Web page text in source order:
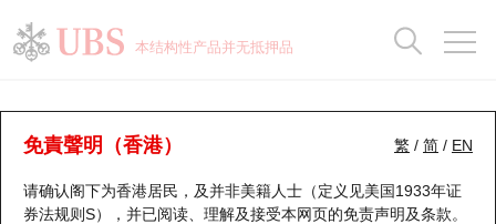
本结构性产品并无抵押品
繁 / 简 / EN
免責聲明（香港）
请确认阁下为香港居民，及并非美籍人士（定义见美国1933年证
券法规则S），并已阅读、理解及接受本网页的免责声明及条款。
认股证分析仪
表现 街货统计 比较
瑞银认股证一览
新发行瑞银认股证
街货统计
比较
牛熊全景快搜
牛熊证搜寻
街货统计
比较
十大升幅/跌幅
十大认股证成交分布
正股分析仪
二十大活跃股份
持股比重
显示所有持股比重
每月轮证大市专题
轮证专栏